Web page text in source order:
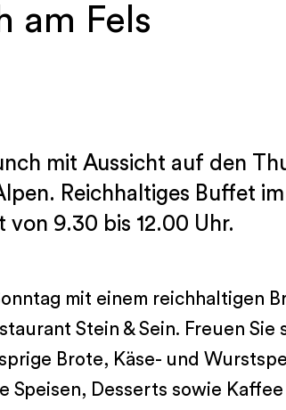
am Fels
mit Aussicht auf den
Reichhaltiges Buffet im
von 9.30 bis 12.00 Uhr.
mit einem reichhaltigen
Stein & Sein. Freuen Sie
Brote, Käse- und
Speisen, Desserts sowie